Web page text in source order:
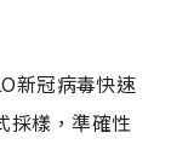
新冠病毒快速
採樣，準確性